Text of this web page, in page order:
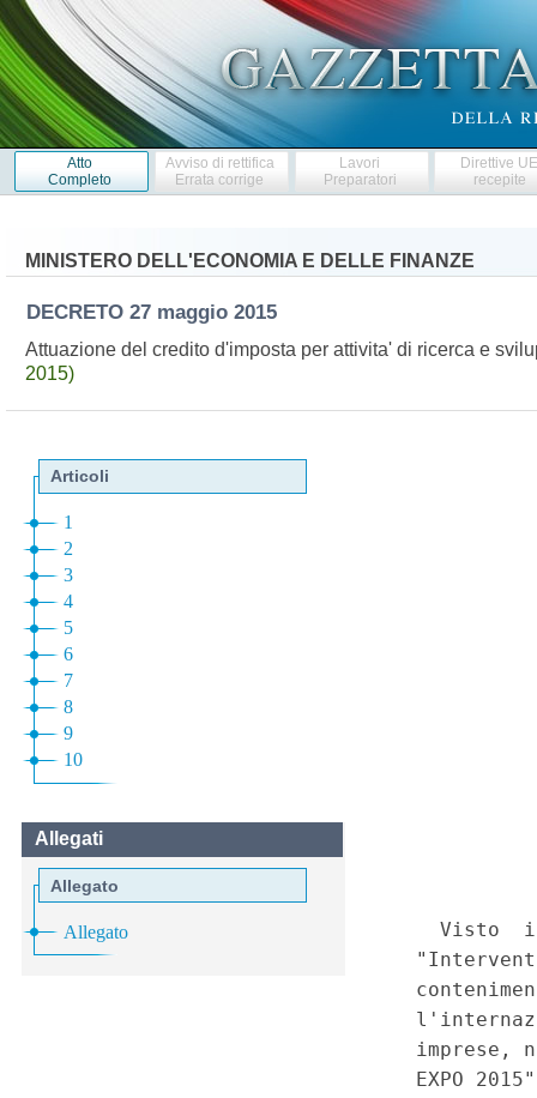
Atto
Completo
Avviso di rettifica
Errata corrige
Lavori
Preparatori
Direttive
recepite
MINISTERO DELL'ECONOMIA E DELLE FINANZE
DECRETO 27 maggio 2015
Attuazione del credito d'imposta per attivita' di ricerca e
2015)